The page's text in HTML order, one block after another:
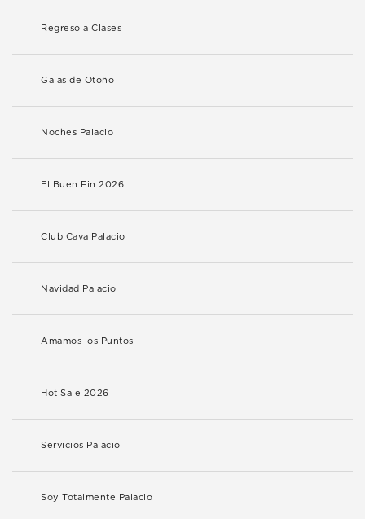
Regreso a Clases
Galas de Otoño
Noches Palacio
El Buen Fin 2026
Club Cava Palacio
Navidad Palacio
Amamos los Puntos
Hot Sale 2026
Servicios Palacio
Soy Totalmente Palacio